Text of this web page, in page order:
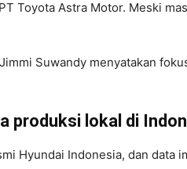
Toyota Astra Motor. Meski
Suwandy menyatakan
produksi lokal di
Hyundai Indonesia, dan data